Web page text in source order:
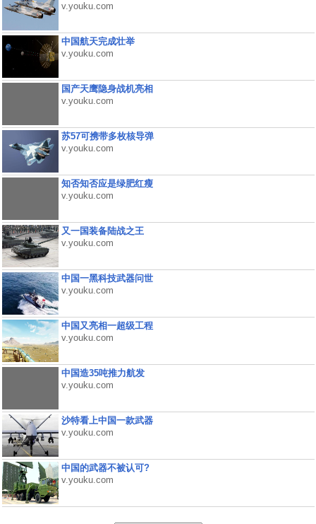
v.youku.com
中国航天完成壮举
v.youku.com
国产天鹰隐身战机亮相
v.youku.com
苏57可携带多枚核导弹
v.youku.com
知否知否应是绿肥红瘦
v.youku.com
又一国装备陆战之王
v.youku.com
中国一黑科技武器问世
v.youku.com
中国又亮相一超级工程
v.youku.com
中国造35吨推力航发
v.youku.com
沙特看上中国一款武器
v.youku.com
中国的武器不被认可?
v.youku.com